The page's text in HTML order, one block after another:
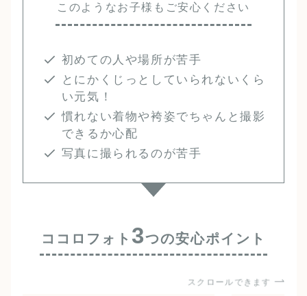
このようなお子様もご安心ください
初めての人や場所が苦手
とにかくじっとしていられないくら
い元気！
慣れない着物や袴姿でちゃんと撮影
できるか心配
写真に撮られるのが苦手
ココロフォト 3つの安心ポイント
スクロールできます